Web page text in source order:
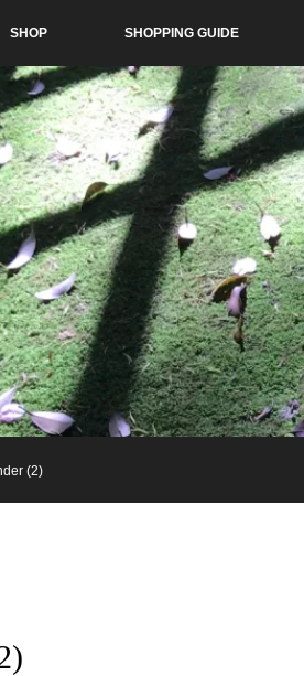
SHOPPING GUIDE
(2)